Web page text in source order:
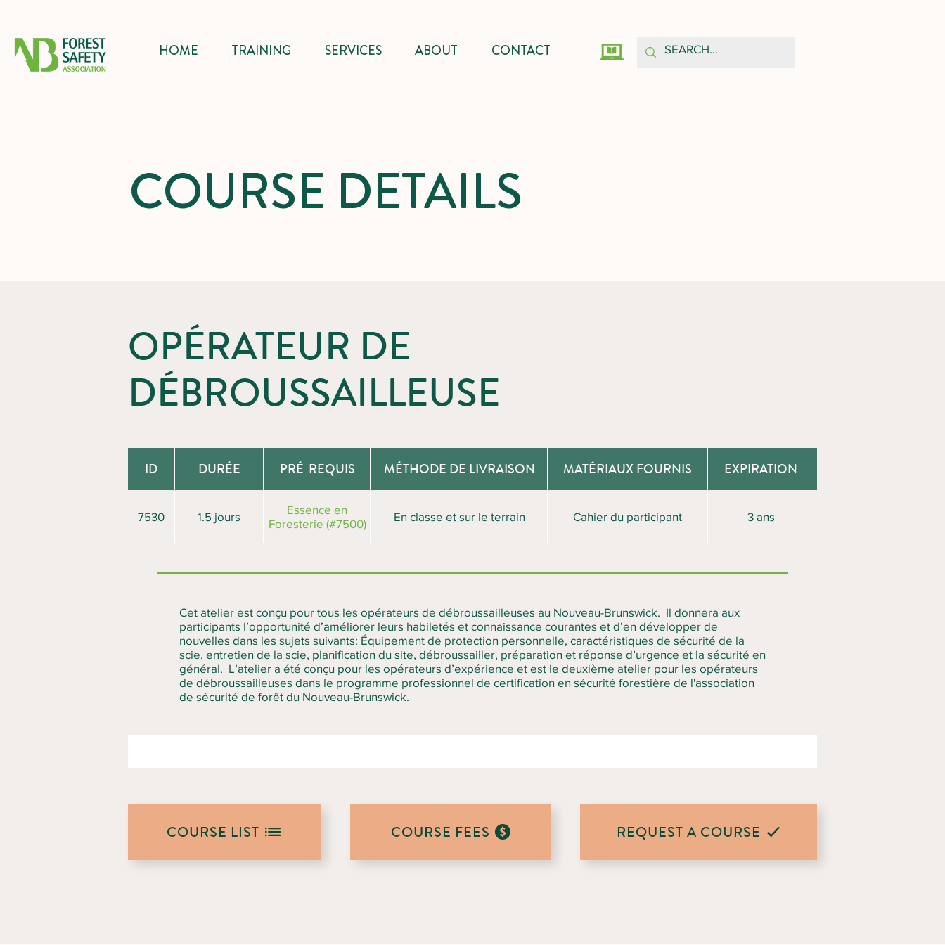
HOME TRAINING SERVICES ABOUT CONTACT
COURSE DETAILS
OPÉRATEUR DE
DÉBROUSSAILLEUSE
ID DURÉE PRÉ-REQUIS MÉTHODE DE LIVRAISON MATÉRIAUX FOURNIS EXPIRATION
7530 1.5 jours
Essence en
Foresterie (#7500)
En classe et sur le terrain Cahier du participant 3 ans
Cet atelier est conçu pour tous les opérateurs de débroussailleuses au Nouveau-Brunswick. Il donnera aux
participants l’opportunité d’améliorer leurs habiletés et connaissance courantes et d’en développer de
nouvelles dans les sujets suivants: Équipement de protection personnelle, caractéristiques de sécurité de la
scie, entretien de la scie, planification du site, débroussailler, préparation et réponse d’urgence et la sécurité en
général. L’atelier a été conçu pour les opérateurs d’expérience et est le deuxième atelier pour les opérateurs
de débroussailleuses dans le programme professionnel de certification en sécurité forestière de l'association
de sécurité de forêt du Nouveau-Brunswick.
COURSE LIST COURSE FEES REQUEST A COURSE